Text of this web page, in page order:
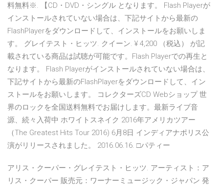
料無料※. 【CD・DVD・シングル となります。 Flash Playerが
インストールされていない場合は、下記サイトから最新の
FlashPlayerをダウンロードして、インストールをお願いしま
す。 グレイテスト・ヒッツ. クイーン. ¥ 4,200 （税込） が記
載されている商品は試聴が可能です。Flash Playerでの再生と
なります。 Flash Playerがインストールされていない場合は、
下記サイトから最新のFlashPlayerをダウンロードして、イン
ストールをお願いします。 コレクターズCD Webショップ 世
界のロックを全国送料無料でお届けします。最新ライブ音
源、続々入荷中 ホワイトスネイク 2016年アメリカツアー
（The Greatest Hits Tour 2016) 6月8日 インディアナポリス公
演がリリースされました。 2016.06.16. □パティー
アリス・クーパー・グレイテスト・ヒッツ. アーティスト：ア
リス・クーパー 販売元：ワーナーミュージック・ジャパン 発